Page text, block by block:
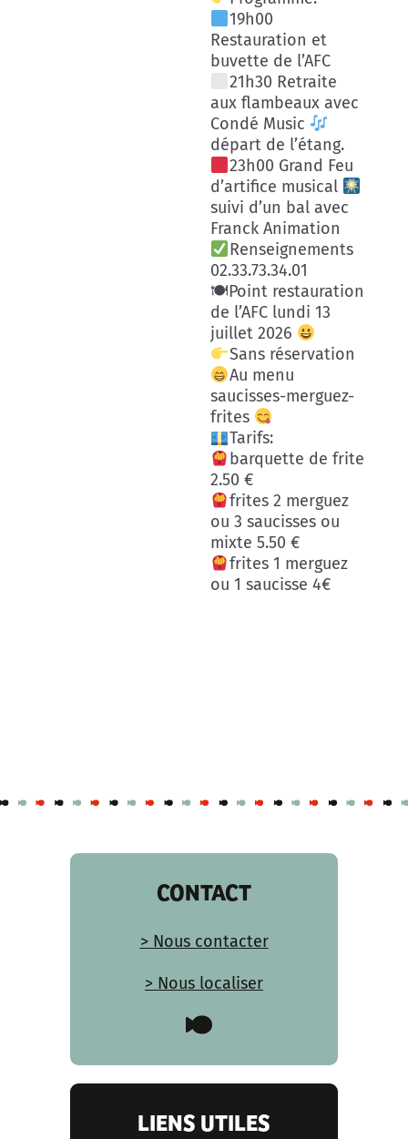
19h00
Restauration et
buvette de l’AFC
21h30 Retraite
aux flambeaux avec
Condé Music
départ de l’étang.
23h00 Grand Feu
d’artifice musical
suivi d’un bal avec
Franck Animation
Renseignements
02.33.73.34.01
🍽Point restauration
de l’AFC lundi 13
juillet 2026
Sans réservation
Au menu
saucisses-merguez-
frites
Tarifs:
barquette de frite
2.50 €
frites 2 merguez
ou 3 saucisses ou
mixte 5.50 €
frites 1 merguez
ou 1 saucisse 4€
CONTACT
> Nous contacter
> Nous localiser
LIENS UTILES